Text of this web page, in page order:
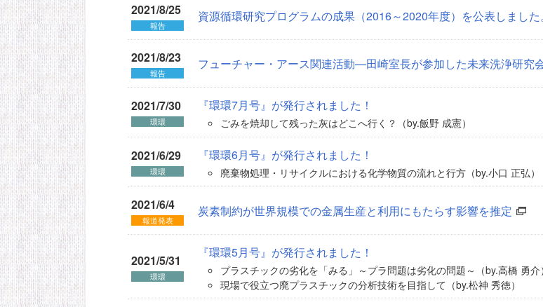
2021/8/25
報告
資源循環研究プログラムの成果（2016～2020年度）を公表しました。
2021/8/23
報告
フューチャー・アース関連活動―田崎室長が参加した未来洗浄研究
2021/7/30
環環
『環環7月号』が発行されました！
ごみを焼却して残った灰はどこへ行く？（by.飯野 成憲）
2021/6/29
環環
『環環6月号』が発行されました！
廃棄物処理・リサイクルにおける化学物質の流れと行方（by.小口 正弘）
2021/6/4
報道発表
炭素制約が世界規模での金属生産と利用にもたらす影響を推定
2021/5/31
環環
『環環5月号』が発行されました！
プラスチックの劣化を「みる」～プラ問題は劣化の問題～（by.高橋 勇介）
現場で役立つ廃プラスチックの分析技術を目指して（by.松神 秀徳）